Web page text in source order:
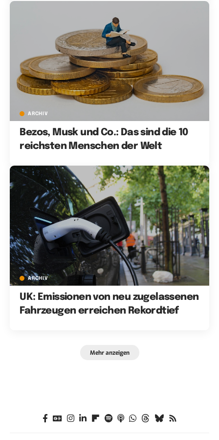
ARCHIV
Bezos, Musk und Co.: Das sind die 10
reichsten Menschen der Welt
ARCHIV
UK: Emissionen von neu zugelassenen
Fahrzeugen erreichen Rekordtief
Mehr anzeigen